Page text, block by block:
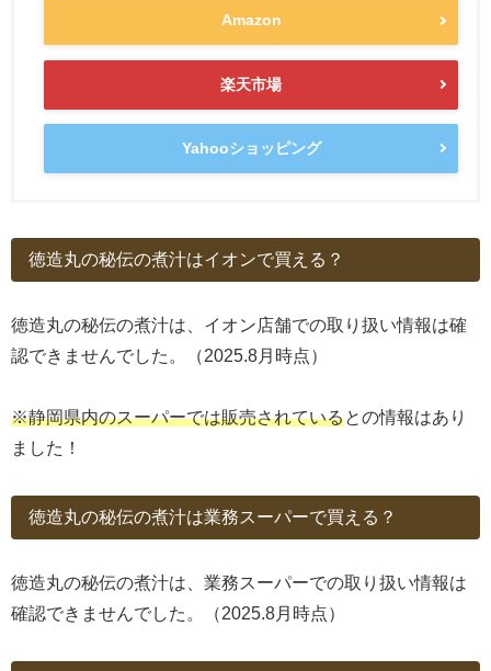
Amazon
楽天市場
Yahooショッピング
徳造丸の秘伝の煮汁はイオンで買える？
徳造丸の秘伝の煮汁は、イオン店舗での取り扱い情報は確
認できませんでした。（2025.8月時点）
※静岡県内のスーパーでは販売されているとの情報はあり
ました！
徳造丸の秘伝の煮汁は業務スーパーで買える？
徳造丸の秘伝の煮汁は、業務スーパーでの取り扱い情報は
確認できませんでした。（2025.8月時点）